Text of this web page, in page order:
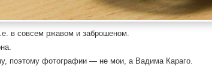
в совсем ржавом и заброшеном.
поэтому фотографии — не мои, а Вадима Караго.